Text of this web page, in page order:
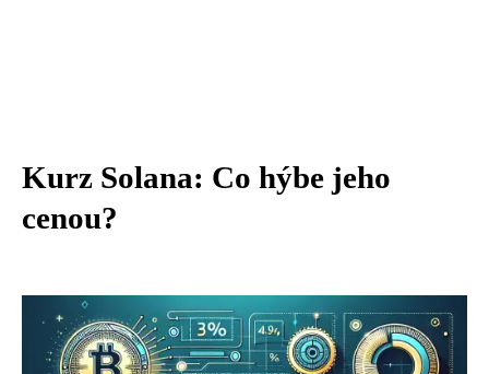
Kurz Solana: Co hýbe jeho
cenou?